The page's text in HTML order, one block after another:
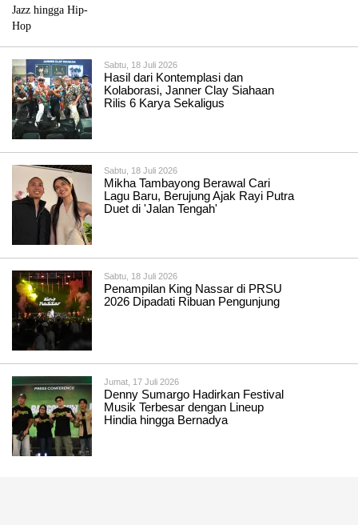
Sabtu, 18 Juli 2026
Hasil dari Kontemplasi dan
Kolaborasi, Janner Clay Siahaan
Rilis 6 Karya Sekaligus
Sabtu, 18 Juli 2026
Mikha Tambayong Berawal Cari
Lagu Baru, Berujung Ajak Rayi Putra
Duet di 'Jalan Tengah'
Sabtu, 18 Juli 2026
Penampilan King Nassar di PRSU
2026 Dipadati Ribuan Pengunjung
Jumat, 17 Juli 2026
Denny Sumargo Hadirkan Festival
Musik Terbesar dengan Lineup
Hindia hingga Bernadya